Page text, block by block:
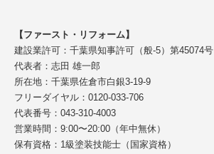
【ファースト・リフォーム】
建設業許可：千葉県知事許可（般-5）第45074号
代表者：志田 雄一郎
所在地：千葉県佐倉市白銀3-19-9
フリーダイヤル：0120-033-706
代表番号：043-310-4003
営業時間：9:00〜20:00（年中無休）
保有資格：1級塗装技能士（国家資格）